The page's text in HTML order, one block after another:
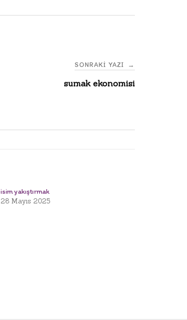
SONRAKI YAZI →
sumak ekonomisi
isim yakıştırmak
28 Mayıs 2025